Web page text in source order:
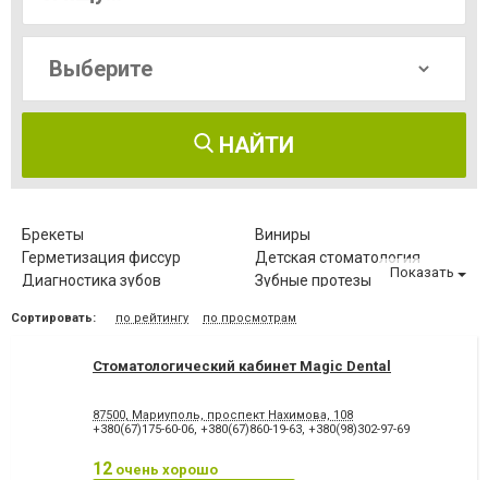
НАЙТИ
Брекеты
Виниры
Герметизация фиссур
Детская стоматология
Диагностика зубов
Зубные протезы
Клиновидный дефект зубов
Компьютерная томография
Коронка безметалловая
Коронка
цельнокерамическая
Лазерное отбеливание
стоматологии
Показать
Сортировать: по рейтингу по просмотрам
Стоматологический кабинет Magic Dental
87500, Мариуполь, проспект Нахимова, 108
+380(67)175-60-06, +380(67)860-19-63, +380(98)302-97-69
12 очень хорошо